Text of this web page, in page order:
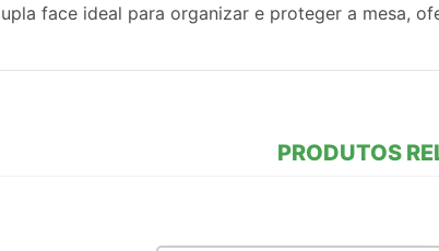
face ideal para organizar e proteger a mesa,
PRODUTOS